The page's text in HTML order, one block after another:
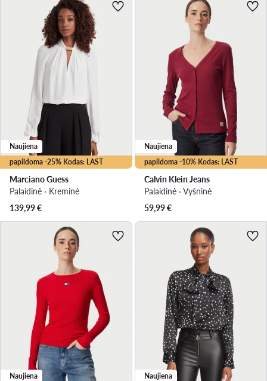
papildoma -25% Kodas: LAST
Naujiena
Marciano Guess
Palaidinė · Kreminė
139,99€
papildoma -10% Kodas: LAST
Naujiena
Calvin Klein Jeans
Palaidinė · Vyšninė
59,99€
Naujiena Naujiena